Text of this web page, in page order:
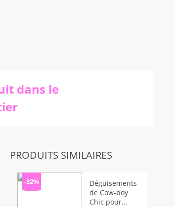
dans le
PRODUITS SIMILAIRES
-32%
Déguisements
de Cow-boy
Chic pour